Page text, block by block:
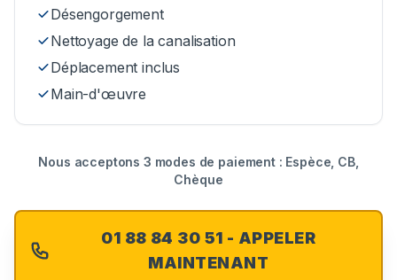
Désengorgement
Nettoyage de la canalisation
Déplacement inclus
Main-d'œuvre
Nous acceptons 3 modes de paiement : Espèce, CB,
Chèque
01 88 84 30 51 - APPELER
MAINTENANT